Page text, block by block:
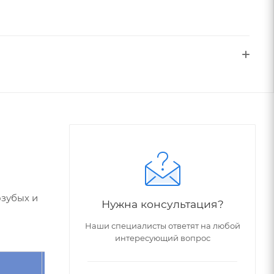
и
Нужна консультация?
Наши специалисты ответят на любой
интересующий вопрос